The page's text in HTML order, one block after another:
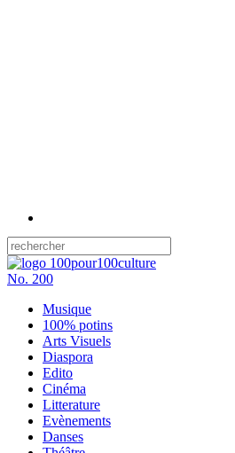
No. 200
Musique
100% potins
Arts Visuels
Diaspora
Edito
Cinéma
Litterature
Evènements
Danses